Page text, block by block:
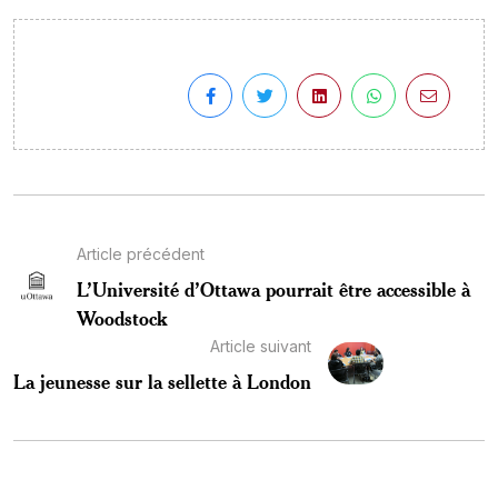
Article précédent
L’Université d’Ottawa pourrait être accessible à
Woodstock
Article suivant
La jeunesse sur la sellette à London